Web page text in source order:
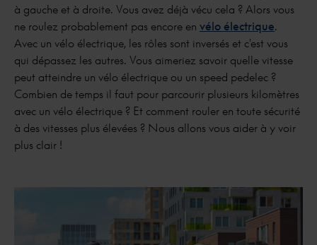
à gauche et à droite. Vous avez déjà vécu cela ? Alors vous
ne roulez probablement pas encore en vélo électrique.
Avec un vélo électrique, les rôles sont inversés et c'est vous
qui dépassez les autres. Vous aimeriez savoir quelle vitesse
peut atteindre un vélo électrique ou un speed pedelec ?
Combien de temps il faut pour parcourir plusieurs kilomètres
avec un vélo électrique ? Et comment rouler en toute sécurité
à des vitesses plus élevées ? Nous allons vous aider à y voir
plus clair !